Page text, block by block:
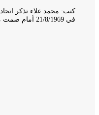
كتب: محمد علاء تذكر اتحاد